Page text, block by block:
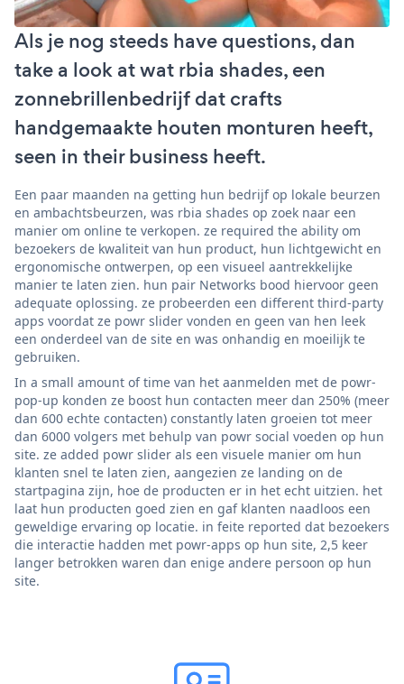
Als je nog steeds have questions, dan
take a look at wat rbia shades, een
zonnebrillenbedrijf dat crafts
handgemaakte houten monturen heeft,
seen in their business heeft.
Een paar maanden na getting hun bedrijf op lokale beurzen
en ambachtsbeurzen, was rbia shades op zoek naar een
manier om online te verkopen. ze required the ability om
bezoekers de kwaliteit van hun product, hun lichtgewicht en
ergonomische ontwerpen, op een visueel aantrekkelijke
manier te laten zien. hun pair Networks bood hiervoor geen
adequate oplossing. ze probeerden een different third-party
apps voordat ze powr slider vonden en geen van hen leek
een onderdeel van de site en was onhandig en moeilijk te
gebruiken.
In a small amount of time van het aanmelden met de powr-
pop-up konden ze boost hun contacten meer dan 250% (meer
dan 600 echte contacten) constantly laten groeien tot meer
dan 6000 volgers met behulp van powr social voeden op hun
site. ze added powr slider als een visuele manier om hun
klanten snel te laten zien, aangezien ze landing on de
startpagina zijn, hoe de producten er in het echt uitzien. het
laat hun producten goed zien en gaf klanten naadloos een
geweldige ervaring op locatie. in feite reported dat bezoekers
die interactie hadden met powr-apps op hun site, 2,5 keer
langer betrokken waren dan enige andere persoon op hun
site.